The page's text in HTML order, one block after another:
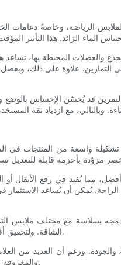
الرياضة، وخاصةً دعامات
المحيطة بها، تساعد
التمارين. علاوة على ذلك،
التمرين قد يُحسّن الإحساس
تشكيلة واسعة من
مما يُفيد في رفع الأثقال أو
يُمكن أن يُساعد
بسلاسة مع مختلف ملابس
الشاقة. ولتحقيق أقصى استفادة، ينبغي اختيار حزام يتناسب مع أهداف التمرين المحددة والتفضيلات الشخصية.
والجودة. ورغم أن العديد من
والمعروفة بمنتجاتها المتينة والحائزة على تقييمات جيدة يضمن دعماً فعالاً وقيمة استثمارية طويلة الأمد.